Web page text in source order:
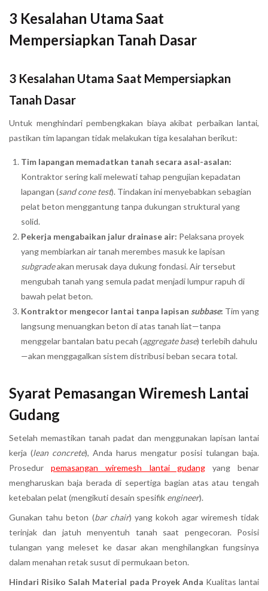
3 Kesalahan Utama Saat
Mempersiapkan Tanah Dasar
3 Kesalahan Utama Saat Mempersiapkan
Tanah Dasar
Untuk menghindari pembengkakan biaya akibat perbaikan lantai,
pastikan tim lapangan tidak melakukan tiga kesalahan berikut:
Tim lapangan memadatkan tanah secara asal-asalan:
Kontraktor sering kali melewati tahap pengujian kepadatan
lapangan (sand cone test). Tindakan ini menyebabkan sebagian
pelat beton menggantung tanpa dukungan struktural yang
solid.
Pekerja mengabaikan jalur drainase air: Pelaksana proyek
yang membiarkan air tanah merembes masuk ke lapisan
subgradeakan merusak daya dukung fondasi. Air tersebut
mengubah tanah yang semula padat menjadi lumpur rapuh di
bawah pelat beton.
Kontraktor mengecor lantai tanpa lapisan subbase: Tim yang
langsung menuangkan beton di atas tanah liat—tanpa
menggelar bantalan batu pecah (aggregate base) terlebih dahulu
—akan menggagalkan sistem distribusi beban secara total.
Syarat Pemasangan Wiremesh Lantai
Gudang
Setelah memastikan tanah padat dan menggunakan lapisan lantai
kerja (lean concrete), Anda harus mengatur posisi tulangan baja.
Prosedurpemasangan wiremesh lantai gudangyang benar
mengharuskan baja berada di sepertiga bagian atas atau tengah
ketebalan pelat (mengikuti desain spesifik engineer).
Gunakan tahu beton (bar chair) yang kokoh agar wiremesh tidak
terinjak dan jatuh menyentuh tanah saat pengecoran. Posisi
tulangan yang meleset ke dasar akan menghilangkan fungsinya
dalam menahan retak susut di permukaan beton.
Hindari Risiko Salah Material pada Proyek Anda Kualitas lantai